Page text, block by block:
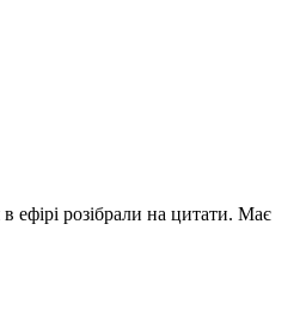
ефірі розібрали на цитати. Має